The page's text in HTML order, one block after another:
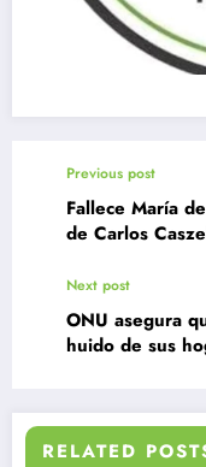
Previous post
Fallece María
de Carlos
Next post
ONU asegura
huido de sus
RELATED